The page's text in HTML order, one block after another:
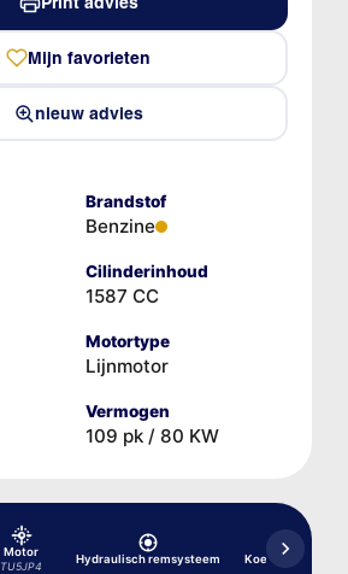
Mijn favorieten
nieuw advies
Brandstof
Benzine
Cilinderinhoud
1587 CC
Motortype
Lijnmotor
Vermogen
109 pk / 80 KW
Motor
TU5JP4
Hydraulisch remsysteem Koelsysteem